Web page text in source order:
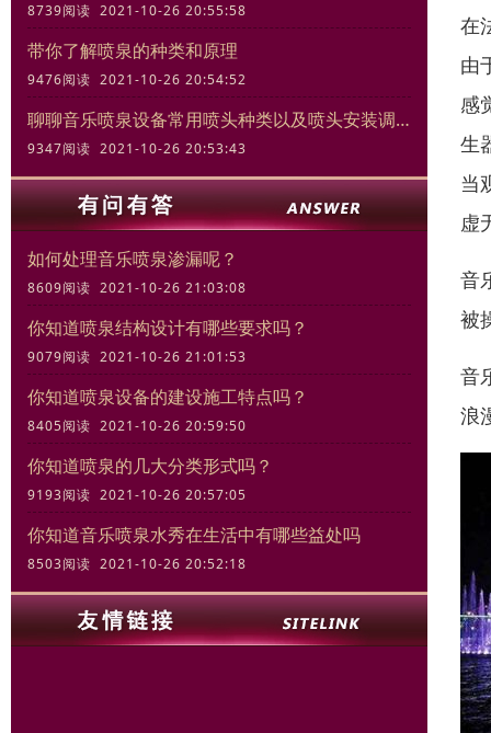
8739阅读 2021-10-26 20:55:58
带你了解喷泉的种类和原理
9476阅读 2021-10-26 20:54:52
聊聊音乐喷泉设备常用喷头种类以及喷头安装调试规范
9347阅读 2021-10-26 20:53:43
如何处理音乐喷泉渗漏呢？
8609阅读 2021-10-26 21:03:08
你知道喷泉结构设计有哪些要求吗？
9079阅读 2021-10-26 21:01:53
你知道喷泉设备的建设施工特点吗？
8405阅读 2021-10-26 20:59:50
你知道喷泉的几大分类形式吗？
9193阅读 2021-10-26 20:57:05
你知道音乐喷泉水秀在生活中有哪些益处吗
8503阅读 2021-10-26 20:52:18
在
由
感
生
当
虚
音
被
音
浪